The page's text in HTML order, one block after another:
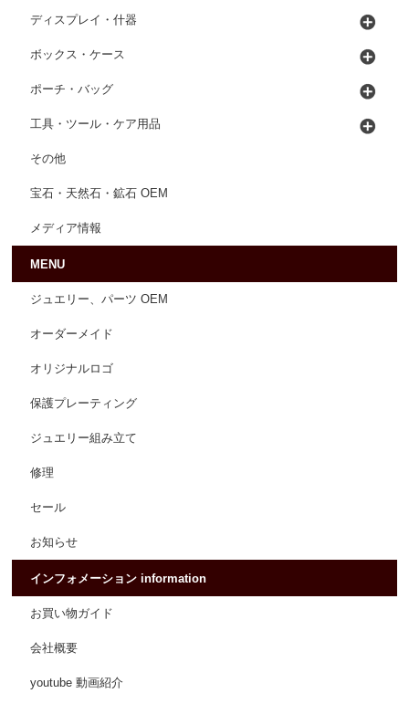
ディスプレイ・什器
ボックス・ケース
ポーチ・バッグ
工具・ツール・ケア用品
その他
宝石・天然石・鉱石 OEM
メディア情報
MENU
ジュエリー、パーツ OEM
オーダーメイド
オリジナルロゴ
保護プレーティング
ジュエリー組み立て
修理
セール
お知らせ
インフォメーション information
お買い物ガイド
会社概要
youtube 動画紹介